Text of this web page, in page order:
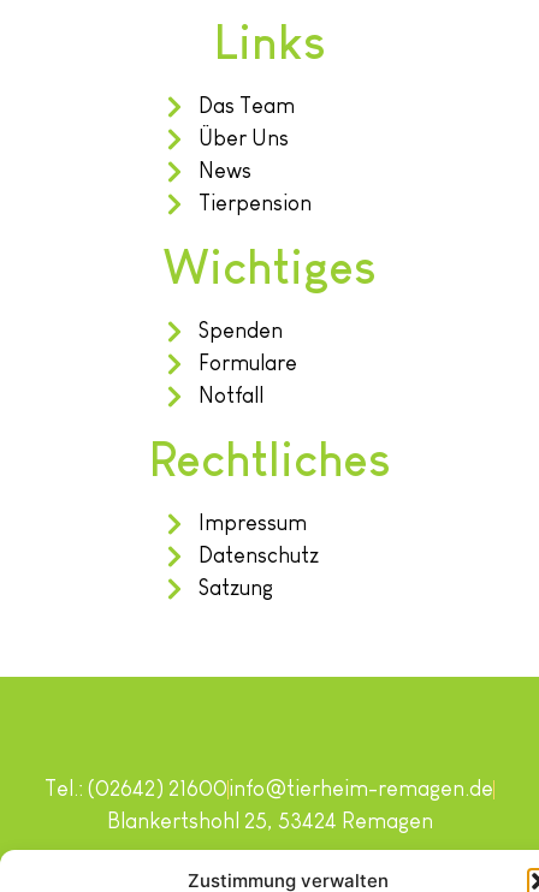
Zustimmung verwalten
Links
Das Team
Über Uns
News
Tierpension
Wichtiges
Spenden
Formulare
Notfall
Rechtliches
Impressum
Datenschutz
Satzung
Copyright © 2024. Alle Rechte vorbehalten.
Tel.: (02642) 21600info@tierheim-remagen.de
Blankertshohl 25, 53424 Remagen